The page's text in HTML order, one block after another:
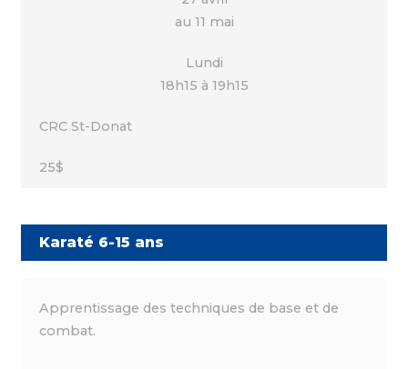
au 11 mai
Lundi
18h15 à 19h15
CRC St-Donat
25$
Karaté 6-15 ans
Apprentissage des techniques de base et de
combat.